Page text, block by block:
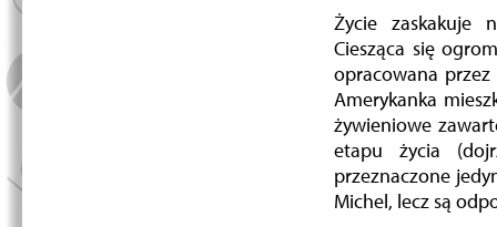
Życie zaskakuje
Ciesząca się
opracowana przez
Amerykanka
żywieniowe
etapu życia
przeznaczone
Michel, lecz są